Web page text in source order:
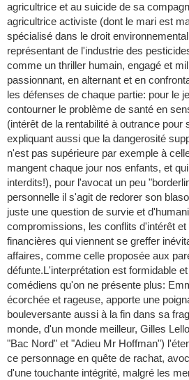
agricultrice et au suicide de sa
agricultrice activiste (dont le mari est
spécialisé dans le droit
représentant de l'industrie des
comme un thriller humain, engagé et
passionnant, en alternant et en
les défenses de chaque partie: pour le
contourner le problème de santé en
(intérêt de la rentabilité à outrance pour
expliquant aussi que la dangerosité
n'est pas supérieure par exemple à
mangent chaque jour nos enfants, et
interdits!), pour l'avocat un peu
personnelle il s'agit de redorer son
juste une question de survie et
compromissions, les conflits d'intérêt
financières qui viennent se greffer
affaires, comme celle proposée aux
défunte.L'interprétation est formidable
comédiens qu'on ne présente plus:
écorchée et rageuse, apporte une
bouleversante aussi à la fin dans sa
monde, d'un monde meilleur, Gilles
"Bac Nord" et "Adieu Mr Hoffman")
ce personnage en quête de rachat,
d'une touchante intégrité, malgré les